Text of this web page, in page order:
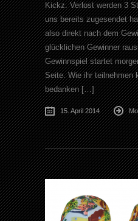
Kickz. Verlost werden 3
uns bereits zugesendet
also direkt nach dem
glücklichen Gewinner
Gewinnspiel startet
Seite. Wie ihr teilnehmen
bedanken […]
15. April 2014